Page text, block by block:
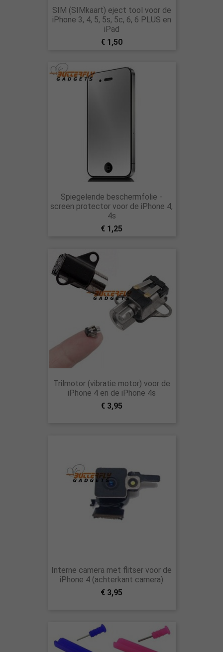
SIM (SIMkaart) eject tool voor de
iPhone 3, 4, 5, 5s, 5c, 6, 6 PLUS en
iPad
€ 1,50
Spiegelende beschermfolie -
screen protector voor de iPhone 4,
4s
€ 1,25
Trilmotor (vibratie motor) voor de
iPhone 4 en de iPhone 4s
€ 3,95
Interne camera met flitser voor de
iPhone 4 (achterkant camera)
€ 3,95